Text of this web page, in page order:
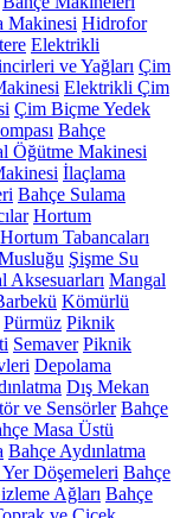
Makinesi Hidrofor
Elektrikli
ve Yağları Çim
Elektrikli Çim
Çim Biçme Yedek
Bahçe
Öğütme Makinesi
İlaçlama
Bahçe Sulama
Hortum
Hortum Tabancaları
Şişme Su
Aksesuarları Mangal
Kömürlü
Pürmüz Piknik
Semaver Piknik
Depolama
Dış Mekan
ve Sensörler Bahçe
Masa Üstü
Bahçe Aydınlatma
Döşemeleri Bahçe
Ağları Bahçe